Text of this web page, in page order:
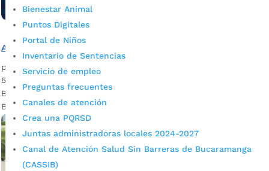
Bienestar Animal
Puntos Digitales
Portal de Niños
Inventario de Sentencias
Servicio de empleo
Preguntas frecuentes
Canales de atención
Crea una PQRSD
Juntas administradoras locales 2024-2027
Canal de Atención Salud Sin Barreras de Bucaramanga
(CASSIB)
Así fue el matrimonio colectivo en Bucaramanga
por admin_prensa May 19, 2026
54 parejas dijeron SÍ y le devolvieron el brillo al corazón de
Bucaramanga, así fue el matrimonio colectivo en
Bucaramanga. La Plaza Cívica Luis...